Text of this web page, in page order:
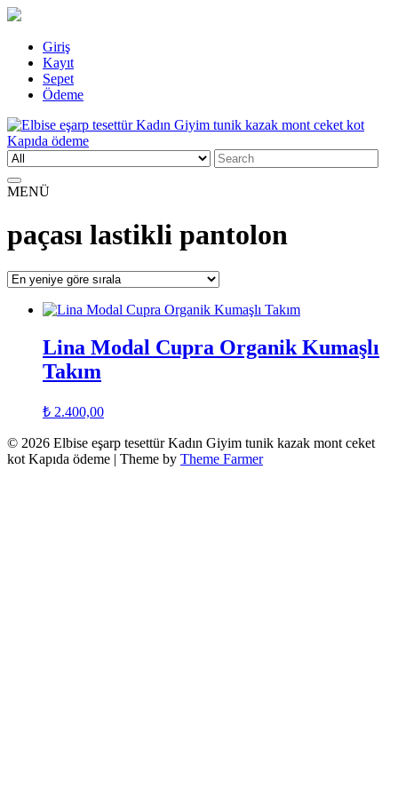
Skip
content
Giriş
Kayıt
Sepet
Ödeme
Elbise eşarp tesettür Kadın Giyim tunik kazak mont ceket kot Kapıda
ödeme
Kadın Giyim üzerine alışveriş sitesi
Search
for:
MENÜ
paçası lastikli pantolon
Lina Modal Cupra Organik Kumaşlı
Takım
₺ 2.400,00
© 2026 Elbise eşarp tesettür Kadın Giyim tunik kazak mont ceket
kot Kapıda ödeme | Theme by Theme Farmer